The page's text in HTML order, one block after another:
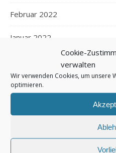
Cookie-
verwalten
Wir verwenden Cookies, um unsere
optimieren.
Februar 2022
Januar 2022
November 2021